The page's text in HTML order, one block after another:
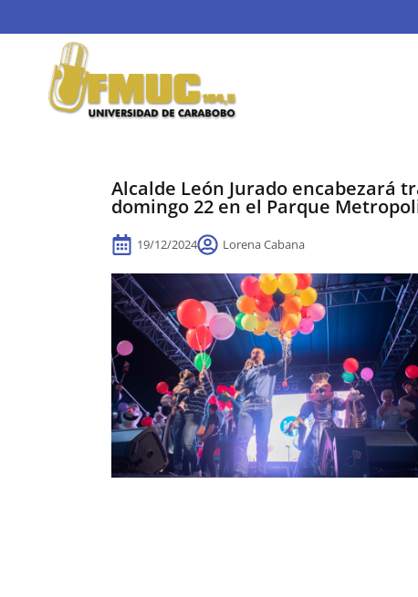
Alcalde León Jurado encabezará
domingo 22 en el Parque
19/12/2024 Lorena Cabana